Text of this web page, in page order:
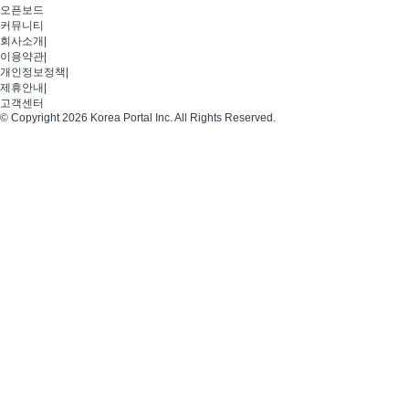
오픈보드
커뮤니티
회사소개
이용약관
개인정보정책
제휴안내
고객센터
© Copyright 2026 Korea Portal Inc. All Rights Reserved.